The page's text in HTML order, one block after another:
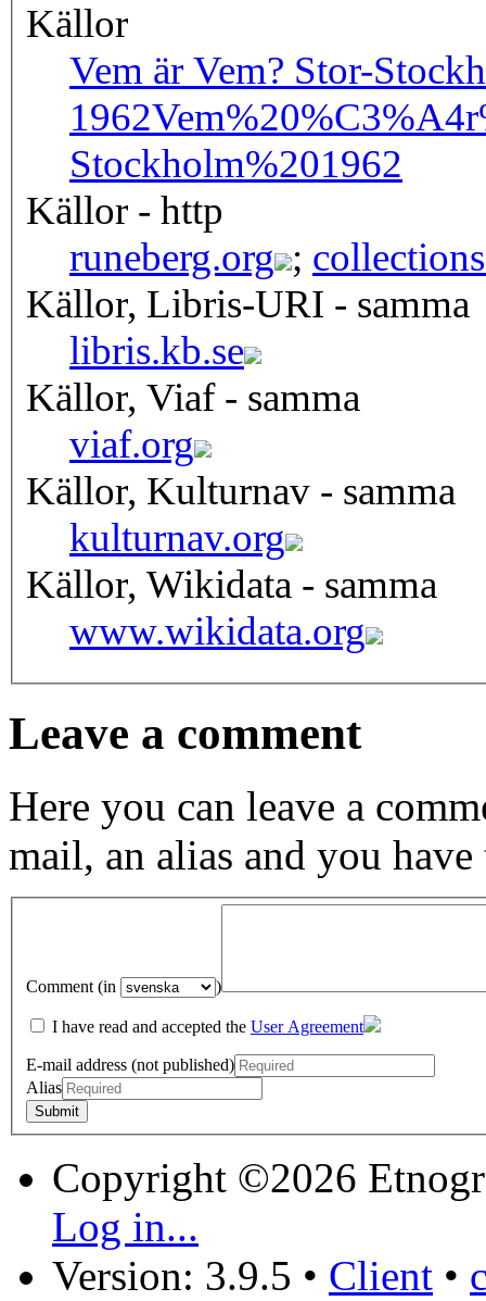
Källor
Vem är Vem? Stor-
1962
Stockholm%201962
Källor - http
runeberg.org ;
Källor, Libris-URI - samma
libris.kb.se
Källor, Viaf - samma
viaf.org
Källor, Kulturnav - samma
kulturnav.org
Källor, Wikidata - samma
www.wikidata.org
Leave a comment
Here you can leave a
mail, an alias and you have
Comment (in )
I have read and accepted the User Agreement
E-mail address (not published)
Alias
Copyright ©2026
Log in...
Version: 3.9.5 • Client •